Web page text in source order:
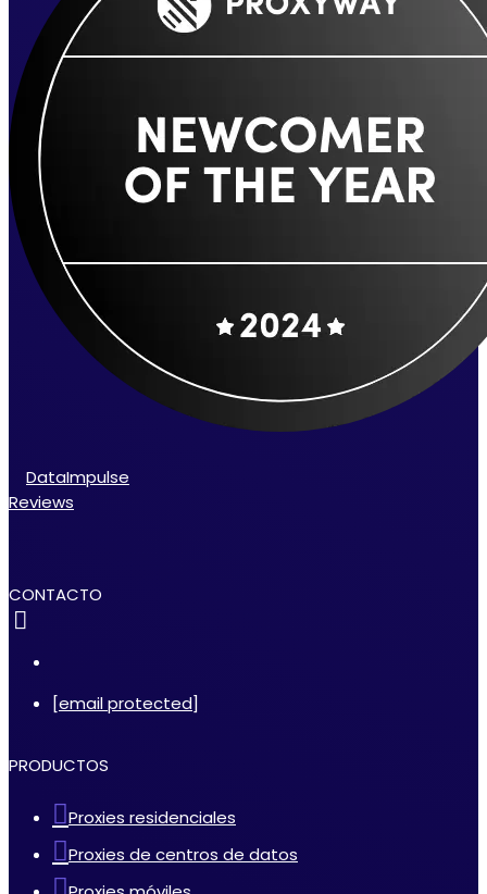
DataImpulse
Reviews
CONTACTO
[email protected]
PRODUCTOS
Proxies residenciales
Proxies de centros de datos